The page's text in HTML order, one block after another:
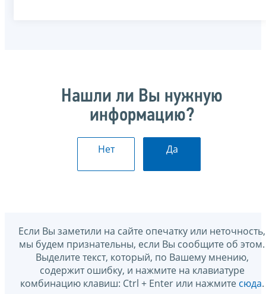
Нашли ли Вы нужную
информацию?
Нет Да
Если Вы заметили на сайте опечатку или неточность,
мы будем признательны, если Вы сообщите об этом.
Выделите текст, который, по Вашему мнению,
содержит ошибку, и нажмите на клавиатуре
комбинацию клавиш: Ctrl + Enter или нажмите сюда.